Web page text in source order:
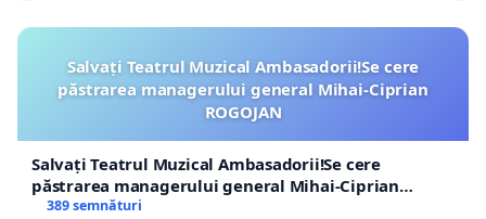
Salvați Teatrul Muzical Ambasadorii!Se cere
păstrarea managerului general Mihai-Ciprian
ROGOJAN
Salvați Teatrul Muzical Ambasadorii!Se cere
păstrarea managerului general Mihai-Ciprian
ROGOJAN
389 semnături